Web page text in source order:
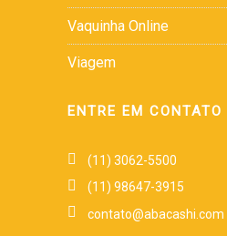
Vaquinha Online
Viagem
ENTRE EM CONTATO
(11) 3062-5500
(11) 98647-3915
contato@abacashi.com